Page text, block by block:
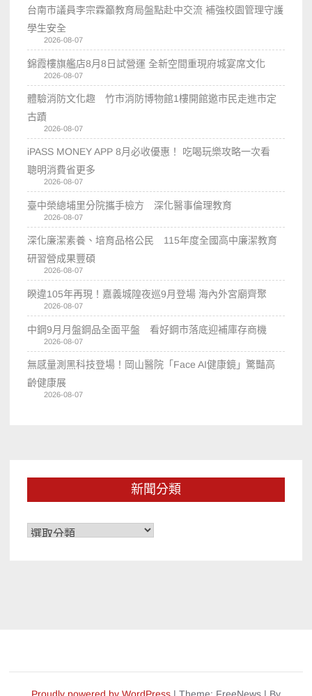
台南市議員李宗霖籲教育局盤點赴中交流 補強校園管理守護
學生安全
2026-08-07
錦霞樓旗艦店8月8日試營運 全新空間重現府城宴席文化
2026-08-07
體驗消防文化趣 竹市消防博物館1樓開館邀市民走進市定
古蹟
2026-08-07
iPASS MONEY APP 8月必收優惠！ 吃喝玩樂攻略一次看
聰明消費省更多
2026-08-07
臺中榮總埔里分院攜手檢方 深化醫事倫理教育
2026-08-07
深化廉潔素養、培育品格公民 115年度全國高中廉潔教育
研習營成果豐碩
2026-08-07
睽違105年再現！嘉義城隍夜巡9月登場 海內外宮廟齊聚
2026-08-07
中鋼9月月盤鋼品全面平盤 看好鋼市落底迎補庫存商機
2026-08-07
無感量測黑科技登場！岡山醫院「Face AI健康鏡」驚豔高
齡健康展
2026-08-07
新聞分類
新